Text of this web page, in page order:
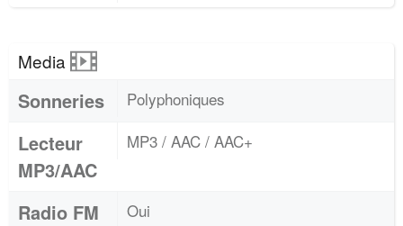
Media
Sonneries Polyphoniques
Lecteur
MP3/AAC
MP3 / AAC / AAC+
Radio FM Oui